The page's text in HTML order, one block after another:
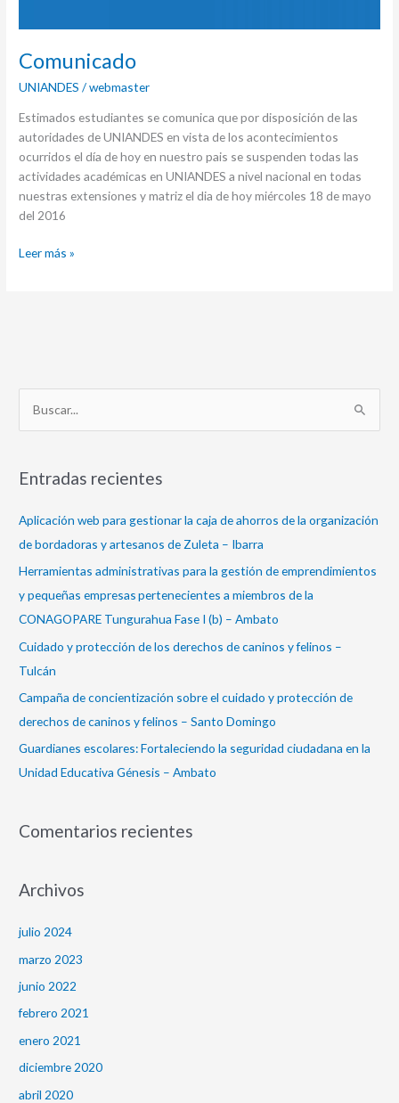
Comunicado
UNIANDES /webmaster
Estimados estudiantes se comunica que por disposición de las
autoridades de UNIANDES en vista de los acontecimientos
ocurridos el día de hoy en nuestro pais se suspenden todas las
actividades académicas en UNIANDES a nivel nacional en todas
nuestras extensiones y matriz el dia de hoy miércoles 18 de mayo
del 2016
Leer más »
c
r
Entradas recientes
Aplicación web para gestionar la caja de ahorros de la organización
de bordadoras y artesanos de Zuleta – Ibarra
Herramientas administrativas para la gestión de emprendimientos
y pequeñas empresas pertenecientes a miembros de la
CONAGOPARE Tungurahua Fase I (b) – Ambato
Cuidado y protección de los derechos de caninos y felinos –
Tulcán
Campaña de concientización sobre el cuidado y protección de
derechos de caninos y felinos – Santo Domingo
Guardianes escolares: Fortaleciendo la seguridad ciudadana en la
Unidad Educativa Génesis – Ambato
Comentarios recientes
Archivos
julio 2024
marzo 2023
junio 2022
febrero 2021
enero 2021
diciembre 2020
abril 2020